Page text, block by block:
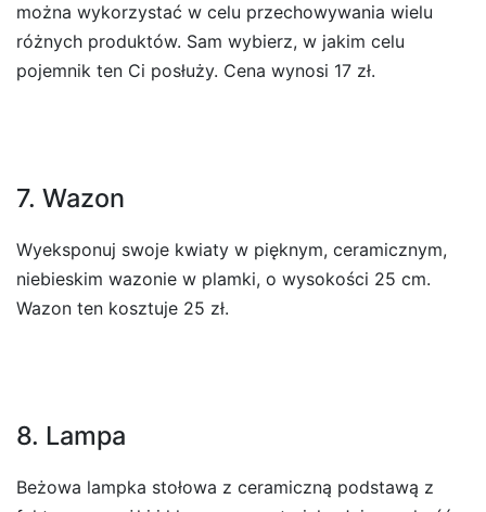
można wykorzystać w celu przechowywania wielu
różnych produktów. Sam wybierz, w jakim celu
pojemnik ten Ci posłuży. Cena wynosi 17 zł.
7. Wazon
Wyeksponuj swoje kwiaty w pięknym, ceramicznym,
niebieskim wazonie w plamki, o wysokości 25 cm.
Wazon ten kosztuje 25 zł.
8. Lampa
Beżowa lampka stołowa z ceramiczną podstawą z